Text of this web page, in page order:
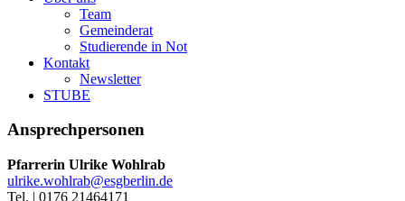
Team
Gemeinderat
Studierende in Not
Kontakt
Newsletter
STUBE
Ansprechpersonen
Pfarrerin Ulrike Wohlrab
ulrike.wohlrab@esgberlin.de
Tel. | 0176 21464171